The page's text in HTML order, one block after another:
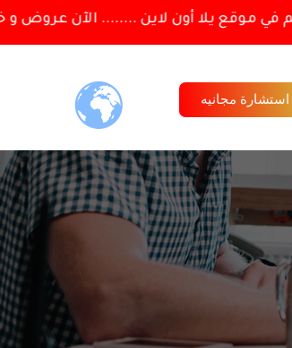
في موقع يلا أون لاين ........ الآن عروض
مجانيه